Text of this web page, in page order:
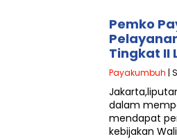
Pemko
Tingkat II
Payakumbuh |
dalam
mendapat
kebijakan